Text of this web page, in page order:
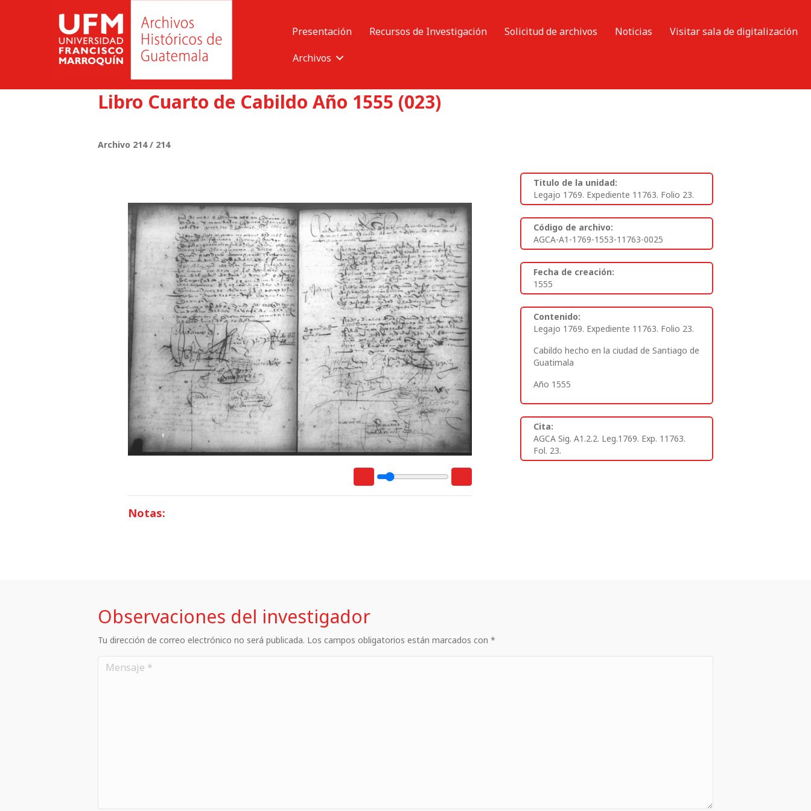
Presentación Recursos de Investigación Solicitud de archivos Noticias
Visitar sala de digitalización
Archivos
Libro Cuarto de Cabildo Año 1555 (023)
Archivo 214 / 214
Notas:
Titulo de la unidad:
Legajo 1769. Expediente 11763. Folio 23.
Código de archivo:
AGCA-A1-1769-1553-11763-0025
Fecha de creación:
1555
Contenido:
Legajo 1769. Expediente 11763. Folio 23.
Cabildo hecho en la ciudad de Santiago de
Guatimala
Año 1555
Cita:
AGCA Sig. A1.2.2. Leg.1769. Exp. 11763.
Fol. 23.
Observaciones del investigador
Tu dirección de correo electrónico no será publicada. Los campos obligatorios están marcados con *